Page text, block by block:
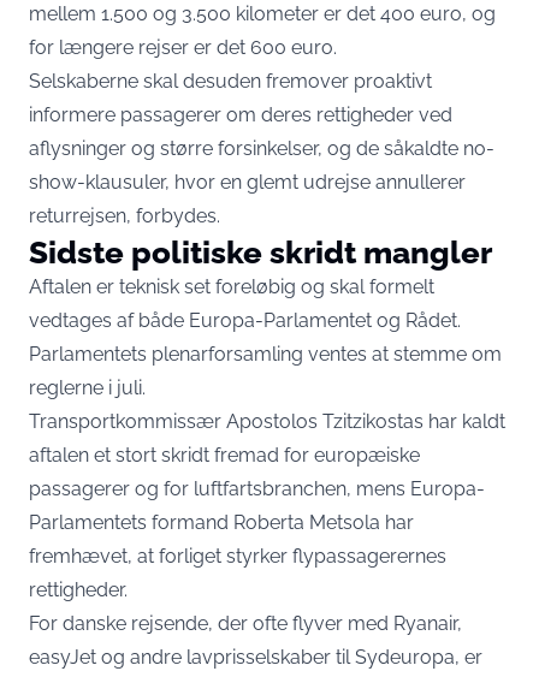
mellem 1.500 og 3.500 kilometer er det 400 euro, og
for længere rejser er det 600 euro.
Selskaberne skal desuden fremover proaktivt
informere passagerer om deres rettigheder ved
aflysninger og større forsinkelser, og de såkaldte no-
show-klausuler, hvor en glemt udrejse annullerer
returrejsen, forbydes.
Sidste politiske skridt mangler
Aftalen er teknisk set foreløbig og skal formelt
vedtages af både Europa-Parlamentet og Rådet.
Parlamentets plenarforsamling ventes at stemme om
reglerne i juli.
Transportkommissær Apostolos Tzitzikostas har kaldt
aftalen et stort skridt fremad for europæiske
passagerer og for luftfartsbranchen, mens Europa-
Parlamentets formand Roberta Metsola har
fremhævet, at forliget styrker flypassagerernes
rettigheder.
For danske rejsende, der ofte flyver med Ryanair,
easyJet og andre lavprisselskaber til Sydeuropa, er